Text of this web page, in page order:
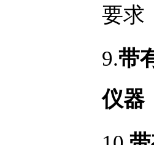
要求
9.带
仪器